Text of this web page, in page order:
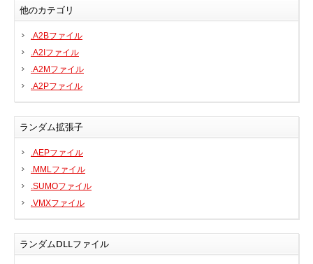
他のカテゴリ
.A2Bファイル
.A2Iファイル
.A2Mファイル
.A2Pファイル
ランダム拡張子
.AEPファイル
.MMLファイル
.SUMOファイル
.VMXファイル
ランダムDLLファイル